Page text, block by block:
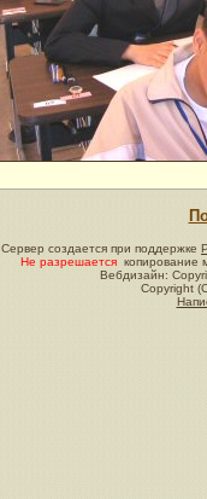
Сервер создается при поддержке
Не разрешается копирование
Вебдизайн:
Copyright